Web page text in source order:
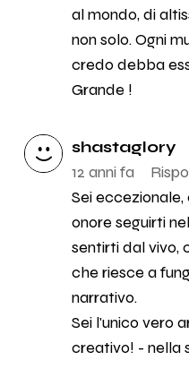
al mondo, di
non solo. Ogni
credo debba
Grande !
shastaglory
12 anni fa
Sei
onore seguirti
sentirti dal vivo,
che riesce a
narrativo.
Sei l'unico vero
creativo! - nella